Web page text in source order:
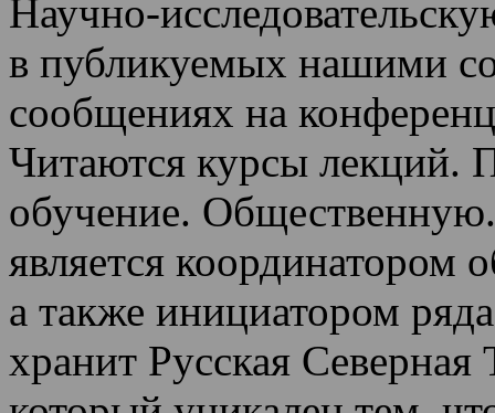
Научно-
в публикуемых нашими
сообщениях на
Читаются курсы лекций.
обучение.
является
а также инициатором
хранит Русская